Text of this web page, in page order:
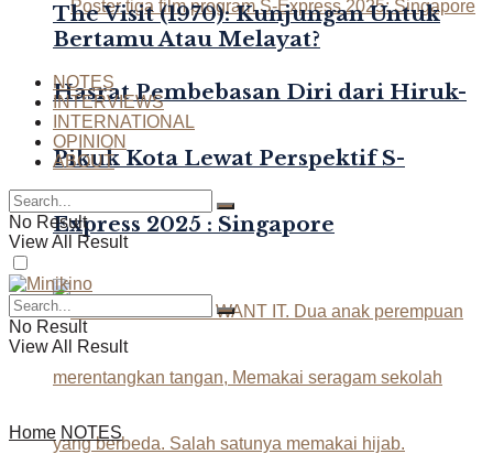
Hasrat Pembebasan Diri dari Hiruk-
Pikuk Kota Lewat Perspektif S-
Express 2025 : Singapore
The Visit (1970): Kunjungan Untuk
Bertamu Atau Melayat?
NOTES
INTERVIEWS
INTERNATIONAL
OPINION
ABOUT
No Result
View All Result
No Result
View All Result
Home NOTES